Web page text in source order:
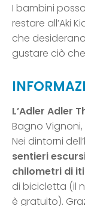
I bambini
restare all’Aki
che
gustare ciò
L’Adler Adler
Bagno Vignoni,
Nei dintorni
sentieri
chilometri di
di bicicletta (il
è gratuito).